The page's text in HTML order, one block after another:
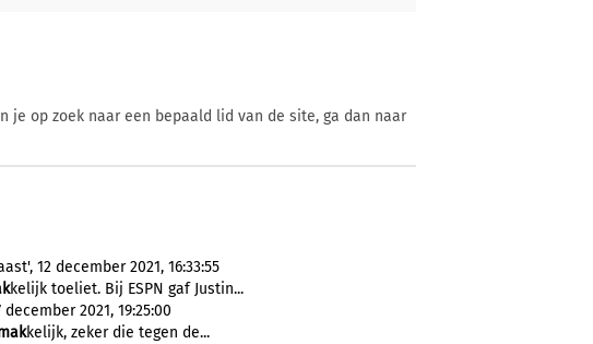
je op zoek naar een bepaald lid van de site, ga dan naar
12 december 2021, 16:33:55
kelijk toeliet. Bij ESPN gaf Justin...
2021, 19:25:00
kelijk, zeker die tegen de...